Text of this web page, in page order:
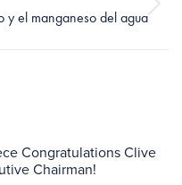
y el manganeso del agua
Congratulations Clive
Chairman!